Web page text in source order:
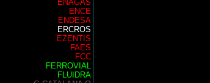
ENAGAS
ENCE
ENDESA
ERCROS
EZENTIS
FAES
FCC
FERROVIAL
FLUIDRA